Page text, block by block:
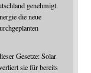
genehmigt.
die neue
Gesetze: Solar
sie für bereits